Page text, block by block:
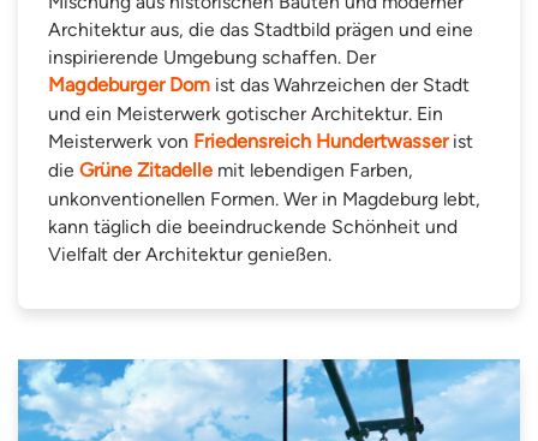
Architektur aus, die das Stadtbild prägen und eine
inspirierende Umgebung schaffen. Der
Magdeburger Dom ist das Wahrzeichen der Stadt
und ein Meisterwerk gotischer Architektur. Ein
Meisterwerk von Friedensreich Hundertwasserist
dieGrüne Zitadelle mit lebendigen Farben,
unkonventionellen Formen. Wer in Magdeburg lebt,
kann täglich die beeindruckende Schönheit und
Vielfalt der Architektur genießen.